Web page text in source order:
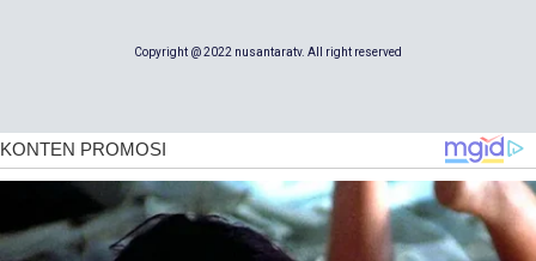
Copyright @ 2022 nusantaratv. All right reserved